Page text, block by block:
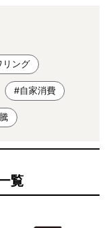
リング
#自家消費
覧